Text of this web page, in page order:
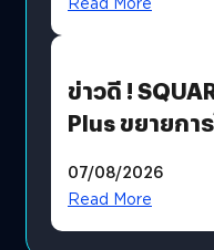
ข่าวดี !
Plus ขยายกา
โดยตรง
07/08/2026
Read More